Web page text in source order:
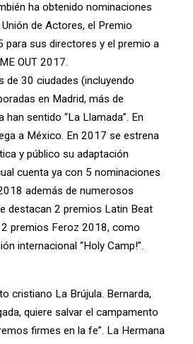
ha obtenido nominaciones
de Actores, el Premio
para sus directores y el premio a
OUT 2017.
de 30 ciudades (incluyendo
en Madrid, más de
sentido “La Llamada”. En
a México. En 2017 se estrena
y público su adaptación
cuenta ya con 5 nominaciones
además de numerosos
destacan 2 premios Latin Beat
premios Feroz 2018, como
internacional “Holy Camp!”.
cristiano La Brújula. Bernarda,
quiere salvar el campamento
firmes en la fe”. La Hermana